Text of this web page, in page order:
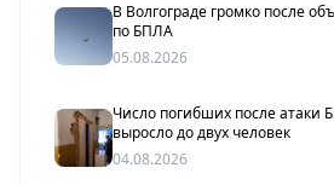
В Волгограде громко после
по БПЛА
05.08.2026
Число погибших после атаки
выросло до двух человек
04.08.2026